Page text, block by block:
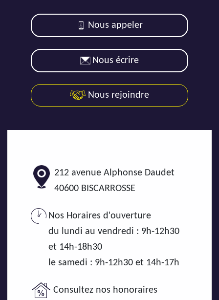
212 avenue Alphonse Daudet
40600 BISCARROSSE
Nos Horaires d'ouverture
du lundi au vendredi : 9h-12h30
et 14h-18h30
le samedi : 9h-12h30 et 14h-17h
Consultez nos honoraires
Nous appeler
Nous écrire
Nous rejoindre